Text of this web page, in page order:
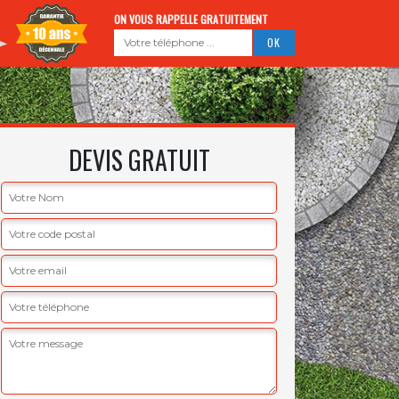
ON VOUS RAPPELLE GRATUITEMENT
DEVIS GRATUIT